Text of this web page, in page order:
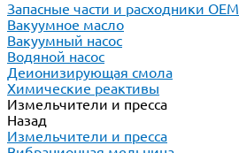
Запасные части и расходники ОЕМ
Вакуумное масло
Вакуумный насос
Водяной насос
Деионизирующая смола
Химические реактивы
Измельчители и пресса
Назад
Измельчители и пресса